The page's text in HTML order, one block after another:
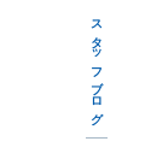
スタッフブログ